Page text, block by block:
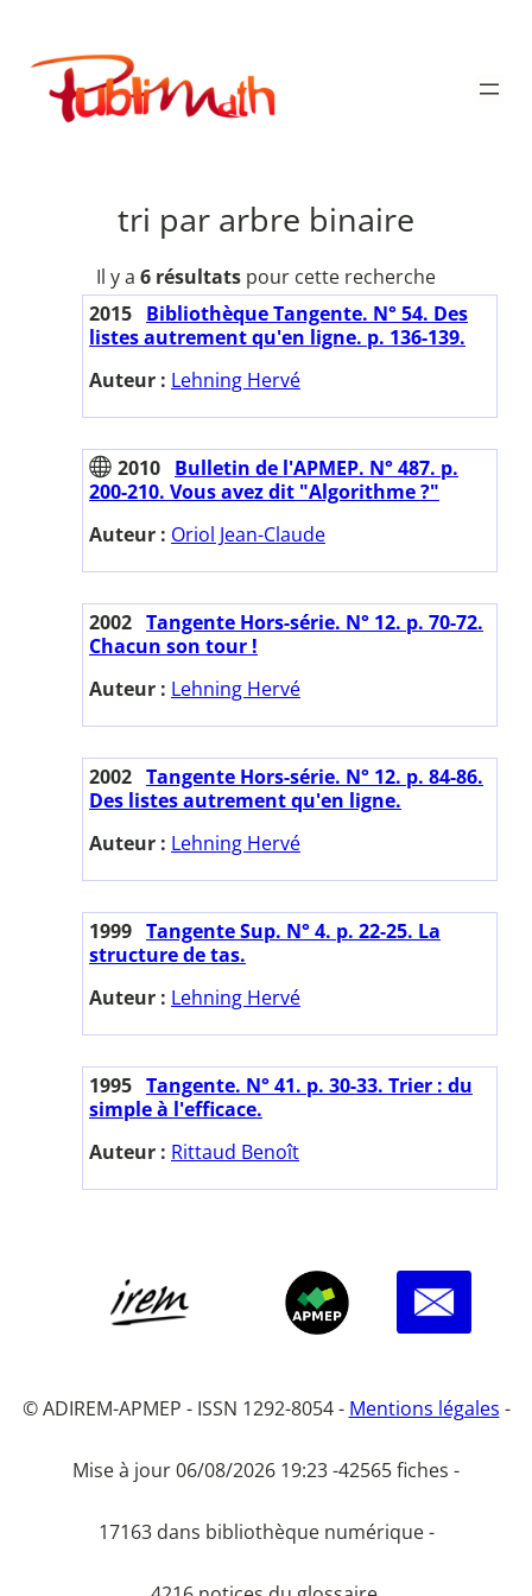
contenu
Publimath
tri par arbre binaire
Il y a 6 résultats pour cette recherche
2015 Bibliothèque Tangente. N° 54. Des
listes autrement qu'en ligne. p. 136-139.
Auteur : Lehning Hervé
2010 Bulletin de l'APMEP. N° 487. p.
200-210. Vous avez dit "Algorithme ?"
Auteur : Oriol Jean-Claude
2002 Tangente Hors-série. N° 12. p. 70-72.
Chacun son tour !
Auteur : Lehning Hervé
2002 Tangente Hors-série. N° 12. p. 84-86.
Des listes autrement qu'en ligne.
Auteur : Lehning Hervé
1999 Tangente Sup. N° 4. p. 22-25. La
structure de tas.
Auteur : Lehning Hervé
1995 Tangente. N° 41. p. 30-33. Trier : du
simple à l'efficace.
Auteur : Rittaud Benoît
© ADIREM-APMEP - ISSN 1292-8054 - Mentions légales -
Mise à jour 06/08/2026 19:23 -42565 fiches -
17163 dans bibliothèque numérique -